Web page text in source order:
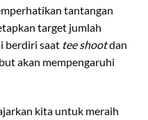
tantangan
target jumlah
berdiri saat tee shootdan
akan mempengaruhi
kita untuk meraih